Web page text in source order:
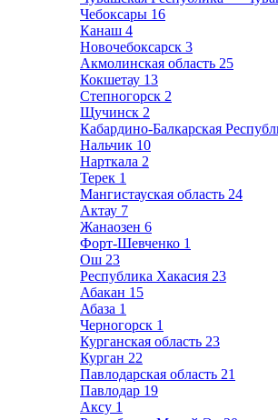
Чебоксары 16
Канаш 4
Новочебоксарск 3
Акмолинская область 25
Кокшетау 13
Степногорск 2
Щучинск 2
Кабардино-Балкарская
Нальчик 10
Нарткала 2
Терек 1
Мангистауская область 24
Актау 7
Жанаозен 6
Форт-Шевченко 1
Ош 23
Республика Хакасия 23
Абакан 15
Абаза 1
Черногорск 1
Курганская область 23
Курган 22
Павлодарская область 21
Павлодар 19
Аксу 1